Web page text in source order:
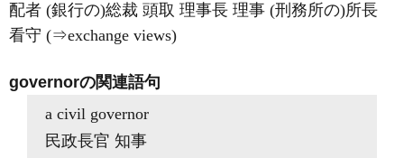
配者 (銀行の)総裁 頭取 理事長 理事 (刑務所の)所長
看守 (⇒exchange views)
governorの関連語句
a civil governor
民政長官 知事